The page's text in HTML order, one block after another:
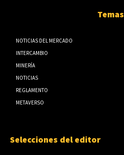
Temas
NOTICIAS DEL MERCADO
INTERCAMBIO
MINERÍA
NOTICIAS
REGLAMENTO
METAVERSO
Selecciones del editor